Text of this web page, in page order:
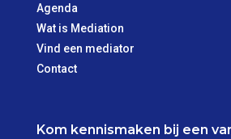
Agenda
Wat is Mediation
Vind een mediator
Contact
Kom kennismaken bij een